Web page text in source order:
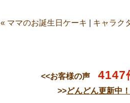
« ママのお誕生日ケーキ キャラク
<<お客様の声 4147
>>どんどん更新中